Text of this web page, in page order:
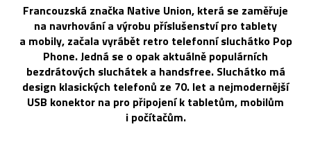
Francouzská značka Native Union, která se zaměřuje
na navrhování a výrobu příslušenství pro tablety
a mobily, začala vyrábět retro telefonní sluchátko Pop
Phone. Jedná se o opak aktuálně populárních
bezdrátových sluchátek a handsfree. Sluchátko má
design klasických telefonů ze 70. let a nejmodernější
USB konektor na pro připojení k tabletům, mobilům
i počítačům.